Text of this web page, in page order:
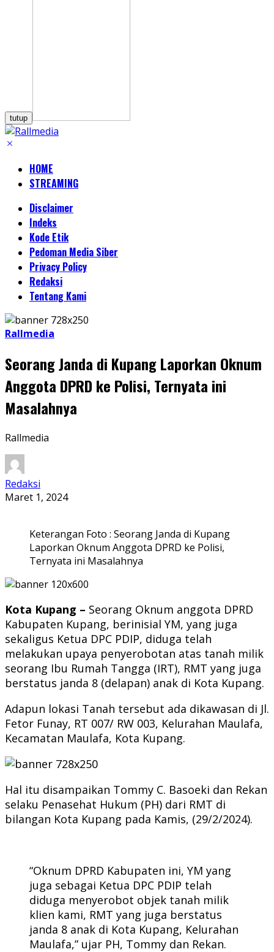
tutup
HOME
STREAMING
Disclaimer
Indeks
Kode Etik
Pedoman Media Siber
Privacy Policy
Redaksi
Tentang Kami
Rallmedia
Seorang Janda di Kupang Laporkan Oknum
Anggota DPRD ke Polisi, Ternyata ini
Masalahnya
Rallmedia
Redaksi
Maret 1, 2024
Keterangan Foto : Seorang Janda di Kupang
Laporkan Oknum Anggota DPRD ke Polisi,
Ternyata ini Masalahnya
Kota Kupang – Seorang Oknum anggota DPRD
Kabupaten Kupang, berinisial YM, yang juga
sekaligus Ketua DPC PDIP, diduga telah
melakukan upaya penyerobotan atas tanah milik
seorang Ibu Rumah Tangga (IRT), RMT yang juga
berstatus janda 8 (delapan) anak di Kota Kupang.
Adapun lokasi Tanah tersebut ada dikawasan di Jl.
Fetor Funay, RT 007/ RW 003, Kelurahan Maulafa,
Kecamatan Maulafa, Kota Kupang.
Hal itu disampaikan Tommy C. Basoeki dan Rekan
selaku Penasehat Hukum (PH) dari RMT di
bilangan Kota Kupang pada Kamis, (29/2/2024).
“Oknum DPRD Kabupaten ini, YM yang
juga sebagai Ketua DPC PDIP telah
diduga menyerobot objek tanah milik
klien kami, RMT yang juga berstatus
janda 8 anak di Kota Kupang, Kelurahan
Maulafa,” ujar PH, Tommy dan Rekan.